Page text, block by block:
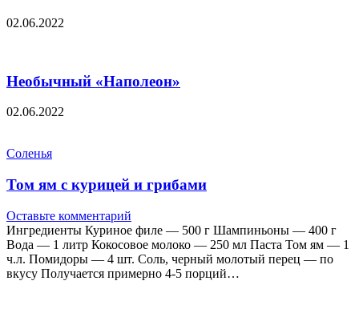
02.06.2022
Необычный «Наполеон»
02.06.2022
Соленья
Том ям с курицей и грибами
Оставьте комментарий
Ингредиенты Куриное филе — 500 г Шампиньоны — 400 г
Вода — 1 литр Кокосовое молоко — 250 мл Паста Том ям — 1
ч.л. Помидоры — 4 шт. Соль, черный молотый перец — по
вкусу Получается примерно 4-5 порций…